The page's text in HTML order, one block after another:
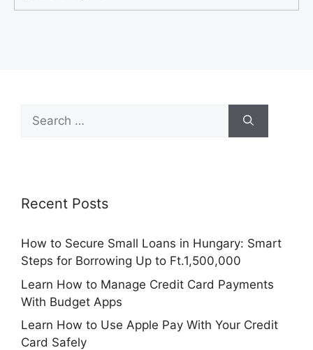
Search
for:
Recent Posts
How to Secure Small Loans in Hungary: Smart
Steps for Borrowing Up to Ft.1,500,000
Learn How to Manage Credit Card Payments
With Budget Apps
Learn How to Use Apple Pay With Your Credit
Card Safely